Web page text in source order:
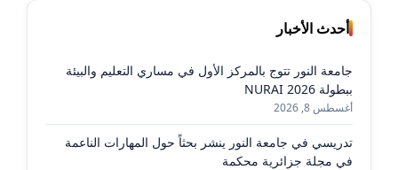
أحدث الأخبار
جامعة النور تتوج بالمركز الأول في مساري التعليم والبيئة
ببطولة NURAI 2026
أغسطس 8, 2026
تدريسي في جامعة النور ينشر بحثاً حول المهارات الناعمة
في مجلة جزائرية محكمة